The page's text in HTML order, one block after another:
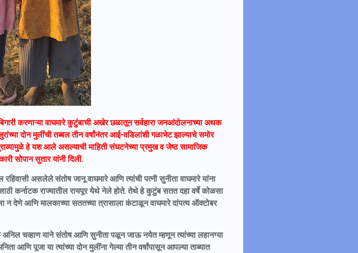
करणाऱ्या वाघमारे कुटुंबाची अखेर छळातून सर्वहारा जनआंदोलनाच्या अथक
दोन मुलींची तब्बल तीन वर्षांनंतर आई-वडिलांशी गळाभेट झाल्याचे समोर
हे यश आले असल्याची माहिती संघटनेच्या प्रमुख व जेष्ठ सामाजिक
सोपान सुतार यांनी दिली.
असलेले संतोष जानू वाघमारे आणि त्यांची पत्नी सुनीता वाघमारे यांना
कर्नाटक राज्यातील रायपूर येथे नेले होते. तेथे हे कुटुंब सतत दहा वर्षे कोळसा
न देणे आणि मालकाच्या सततच्या त्रासाला कंटाळून वाघमारे दांपत्य ऑक्टोबर
चव्हाण याने संतोष आणि सुनीता पळून जाऊ नयेत म्हणून त्यांच्या लहानग्या
आणि पूजा या त्यांच्या दोन मुलींना गेल्या तीन वर्षांपासून आपल्या ताब्यात